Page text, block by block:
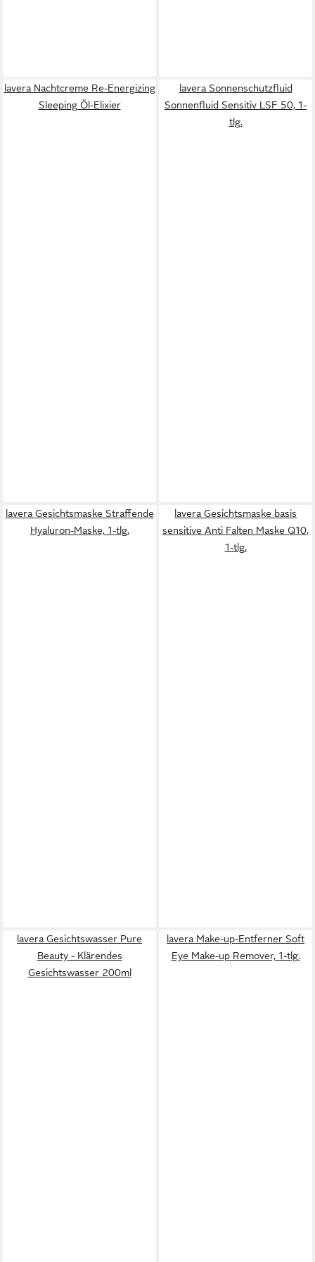
lavera Nachtcreme Re-Energizing
Sleeping Öl-Elixier
lavera Sonnenschutzfluid
Sonnenfluid Sensitiv LSF 50, 1-
tlg.
lavera Gesichtsmaske Straffende
Hyaluron-Maske, 1-tlg.
lavera Gesichtsmaske basis
sensitive Anti Falten Maske Q10,
1-tlg.
lavera Gesichtswasser Pure
Beauty - Klärendes
Gesichtswasser 200ml
lavera Make-up-Entferner Soft
Eye Make-up Remover, 1-tlg.